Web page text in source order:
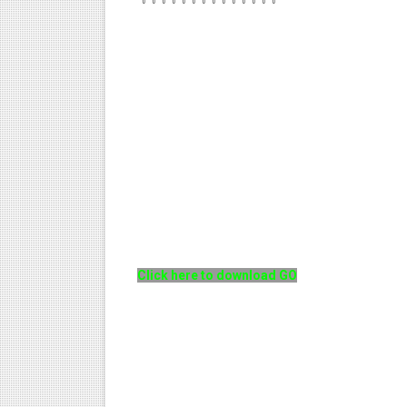
Click here to download GO